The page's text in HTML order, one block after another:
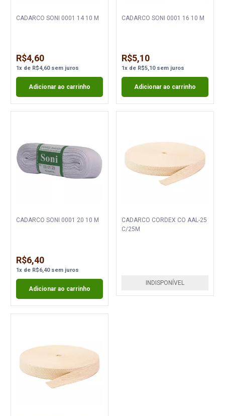
CADARCO SONI 0001 14 10 M
R$4,60
1x de R$4,60sem juros
Adicionar ao carrinho
CADARCO SONI 0001 16 10 M
R$5,10
1xde R$5,10sem juros
Adicionar ao carrinho
CADARCO SONI 0001 20 10 M
R$6,40
1x de R$6,40sem juros
Adicionar ao carrinho
CADARCO CORDEX CO AAL-25
C/25M
INDISPONÍVEL